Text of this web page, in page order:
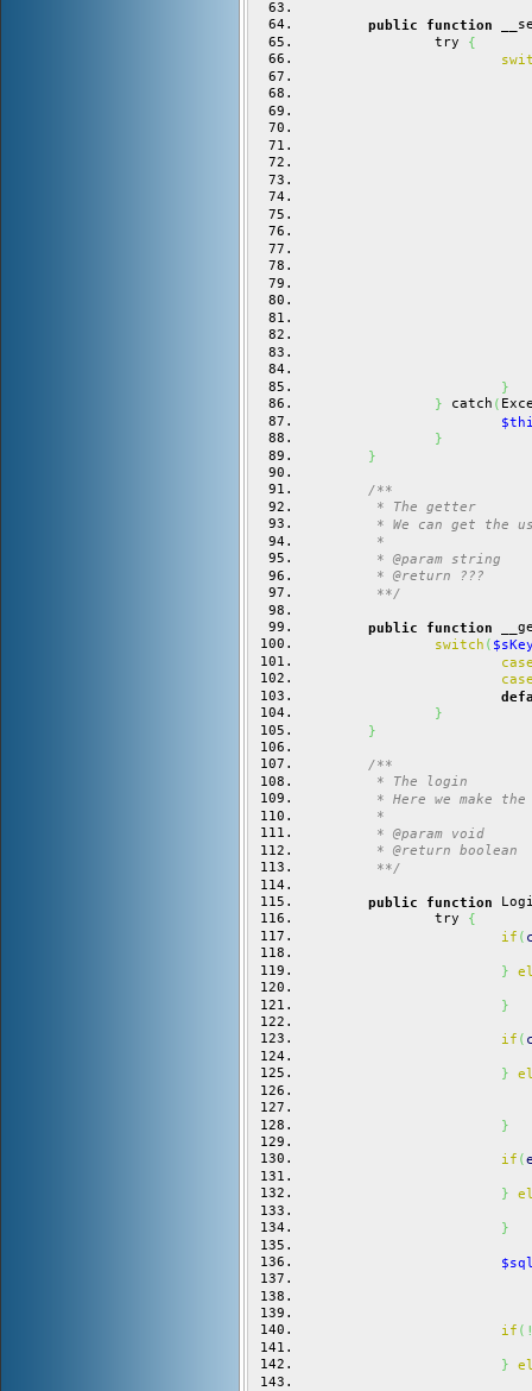
public function
		try
{
}
} catch (
}
}
/**
	 * The getter
* We can get the
	 *
	 * @param string
	 * @return ???
	 **/
public function
switch (
}
}
/**
	 * The login
* Here we make the
	 *
	 * @param void
	 * @return boolean
	 **/
public function
		try
{
if (
}
}
if (
}
}
if (
}
}
if (
}